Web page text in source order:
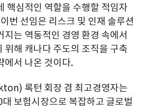
핵심적인 역할을 수행할 적임자
번 선임은 리스크 및 인재 솔루션
지는 역동적인 경영 환경 속에서
위해 캐나다 주도의 조직을 구축
에서 나온 것이다.
록턴 회장 겸 최고경영자는
보험시장으로 복잡하고 글로벌